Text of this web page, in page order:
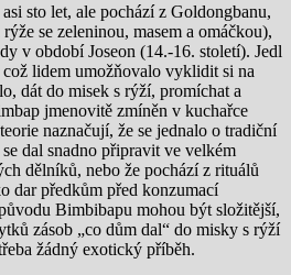
sto let, ale pochází z Goldongbanu,
se zeleninou, masem a omáčkou),
v období Joseon (14.-16. století). Jedl
lidem umožňovalo vyklidit si na
dát do misek s rýží, promíchat a
jmenovitě zmíněn v kuchařce
naznačují, že se jednalo o tradiční
dal snadno připravit ve velkém
dělníků, nebo že pochází z rituálů
dar předkům před konzumací
Bimbibapu mohou být složitější,
zásob „co dům dal“ do misky s rýží
žádný exotický příběh.